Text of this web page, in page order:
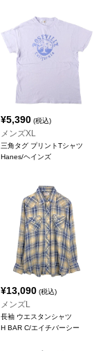
¥5,390 (税込)
メンズXL
三角タグ プリントTシャツ
Hanes/ヘインズ
¥13,090 (税込)
メンズL
長袖 ウエスタンシャツ
H BAR C/エイチバーシー